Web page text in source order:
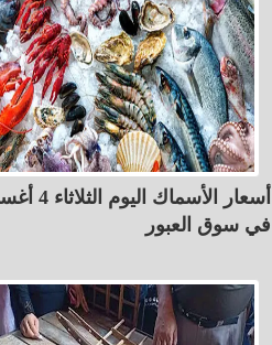
أسعار
في سوق العبور